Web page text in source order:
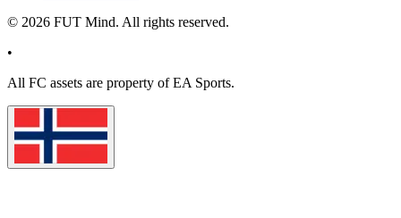
© 2026 FUT Mind. All rights reserved.
•
All FC assets are property of EA Sports.